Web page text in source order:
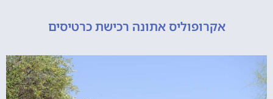
אקרופוליס אתונה רכישת כרטיסים